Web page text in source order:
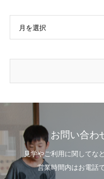
月を選択
お問い合わ
見学やご利用に関してな
営業時間内はお電話